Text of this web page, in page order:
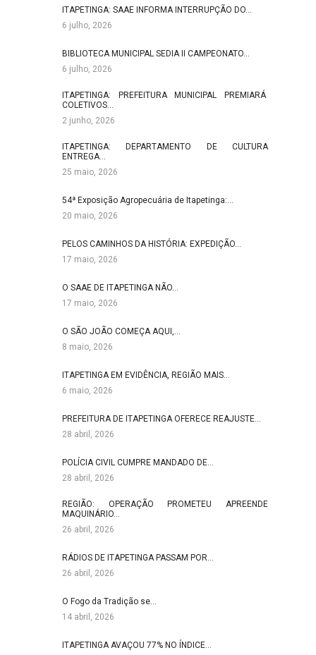
ITAPETINGA: SAAE INFORMA INTERRUPÇÃO DO…
6 julho, 2026
BIBLIOTECA MUNICIPAL SEDIA II CAMPEONATO…
6 julho, 2026
ITAPETINGA: PREFEITURA MUNICIPAL PREMIARÁ
COLETIVOS…
2 junho, 2026
ITAPETINGA: DEPARTAMENTO DE CULTURA
ENTREGA…
25 maio, 2026
54ª Exposição Agropecuária de Itapetinga:…
20 maio, 2026
PELOS CAMINHOS DA HISTÓRIA: EXPEDIÇÃO…
17 maio, 2026
O SAAE DE ITAPETINGA NÃO…
17 maio, 2026
O SÃO JOÃO COMEÇA AQUI,…
8 maio, 2026
ITAPETINGA EM EVIDÊNCIA, REGIÃO MAIS…
6 maio, 2026
PREFEITURA DE ITAPETINGA OFERECE REAJUSTE…
28 abril, 2026
POLÍCIA CIVIL CUMPRE MANDADO DE…
28 abril, 2026
REGIÃO: OPERAÇÃO PROMETEU APREENDE
MAQUINÁRIO…
26 abril, 2026
RÁDIOS DE ITAPETINGA PASSAM POR…
26 abril, 2026
O Fogo da Tradição se…
14 abril, 2026
ITAPETINGA AVAÇOU 77% NO ÍNDICE…